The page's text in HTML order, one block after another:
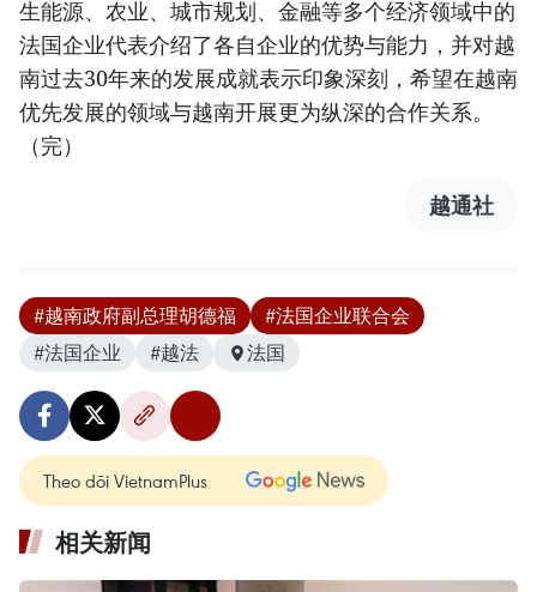
生能源、农业、城市规划、金融等多个经济领域中的
法国企业代表介绍了各自企业的优势与能力，并对越
南过去30年来的发展成就表示印象深刻，希望在越南
优先发展的领域与越南开展更为纵深的合作关系。
（完）
越通社
#越南政府副总理胡德福
#法国企业联合会
#法国企业
#越法 法国
Theo dõi VietnamPlus
相关新闻